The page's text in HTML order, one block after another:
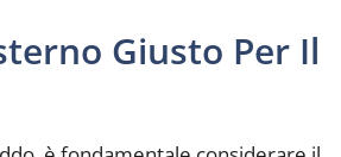
Giusto Per Il